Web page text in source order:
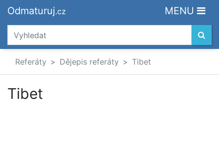
Odmaturuj.cz MENU
Referáty Dějepis referáty Tibet
Tibet